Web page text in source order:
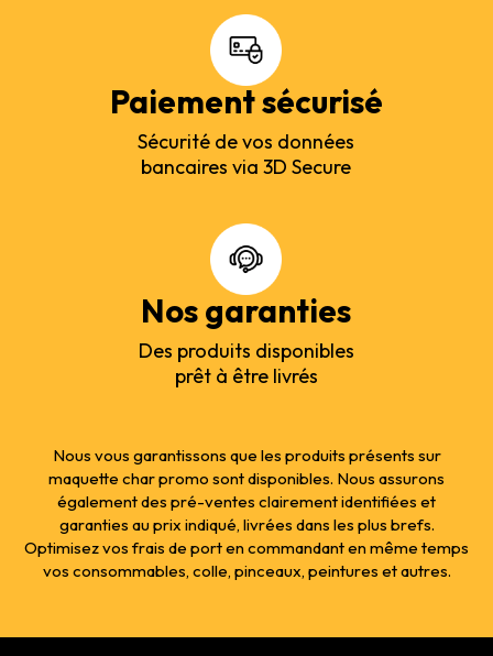
Paiement sécurisé
Sécurité de vos données
bancaires via 3D Secure
Nos garanties
Des produits disponibles
prêt à être livrés
Nous vous garantissons que les produits présents sur
maquette char promo sont disponibles. Nous assurons
également des pré-ventes clairement identifiées et
garanties au prix indiqué, livrées dans les plus brefs.
Optimisez vos frais de port en commandant en même temps
vos consommables, colle, pinceaux, peintures et autres.